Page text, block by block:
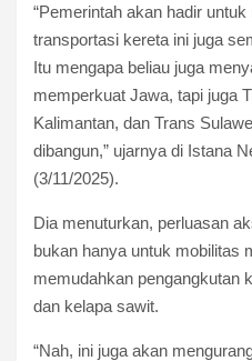
“Pemerintah akan hadir
transportasi kereta ini juga
Itu mengapa beliau juga
memperkuat Jawa, tapi juga
Kalimantan, dan Trans
dibangun,” ujarnya di Istana
(3/11/2025).
Dia menuturkan, perluasan
bukan hanya untuk mobilitas
memudahkan pengangkutan
dan kelapa sawit.
“Nah, ini juga akan